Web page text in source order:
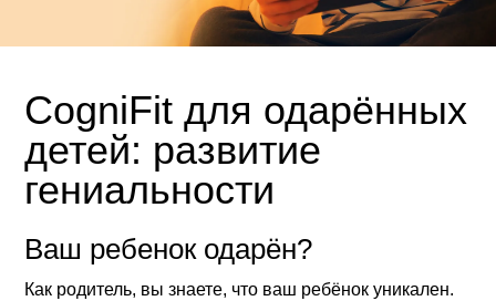
CogniFit для одарённых
детей: развитие
гениальности
Ваш ребенок одарён?
Как родитель, вы знаете, что ваш ребёнок уникален.